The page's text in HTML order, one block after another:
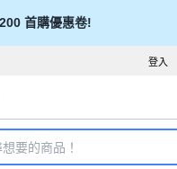
首購優惠卷!
登入